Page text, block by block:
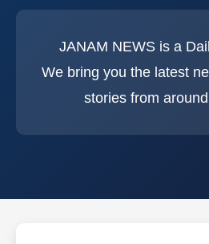
JANAM NEWS is a
We bring you the latest
stories from